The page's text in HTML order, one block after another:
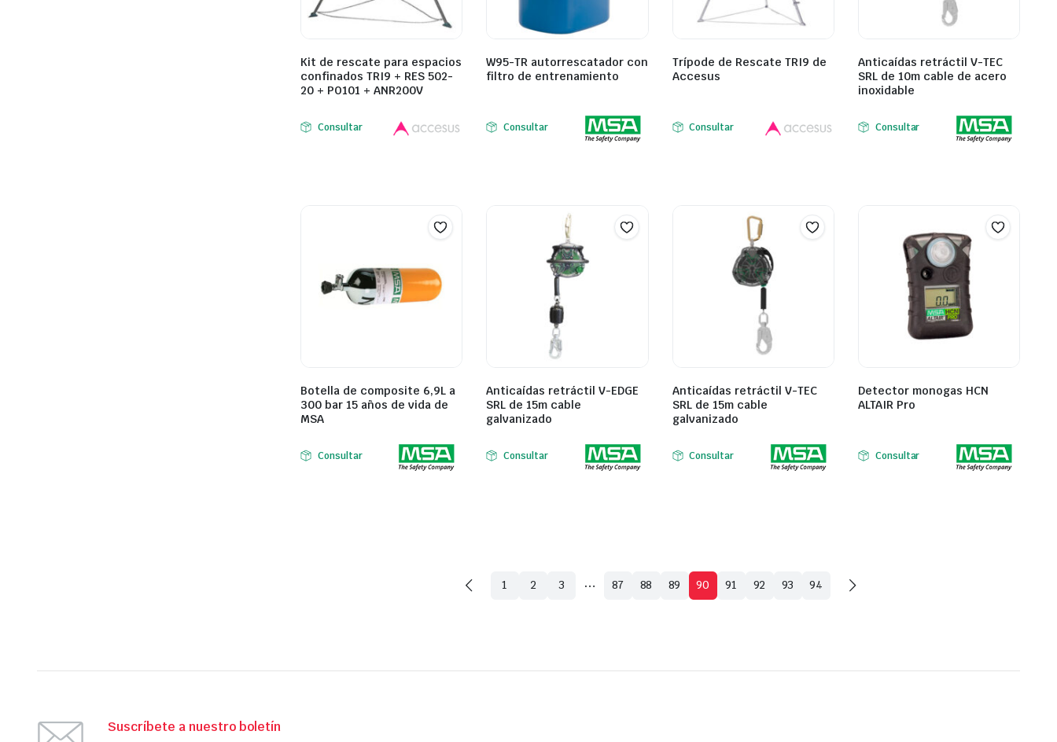
Kit de rescate para espacios
confinados TRI9 + RES 502-
20 + PO101 + ANR200V
Consultar
W95-TR autorrescatador con
filtro de entrenamiento
Consultar
Trípode de Rescate TRI9 de
Accesus
Consultar
Anticaídas retráctil V-TEC
SRL de 10m cable de acero
inoxidable
Consultar
Botella de composite 6,9L a
300 bar 15 años de vida de
MSA
Consultar
Anticaídas retráctil V-EDGE
SRL de 15m cable
galvanizado
Consultar
Anticaídas retráctil V-TEC
SRL de 15m cable
galvanizado
Consultar
Detector monogas HCN
ALTAIR Pro
Consultar
1 2 3 … 87 88 89 90 91 92 93 94
Suscríbete a nuestro boletín